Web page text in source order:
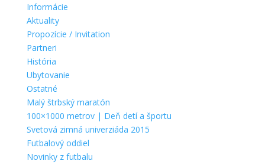
Informácie
Aktuality
Propozície / Invitation
Partneri
História
Ubytovanie
Ostatné
Malý štrbský maratón
100×1000 metrov | Deň detí a športu
Svetová zimná univerziáda 2015
Futbalový oddiel
Novinky z futbalu